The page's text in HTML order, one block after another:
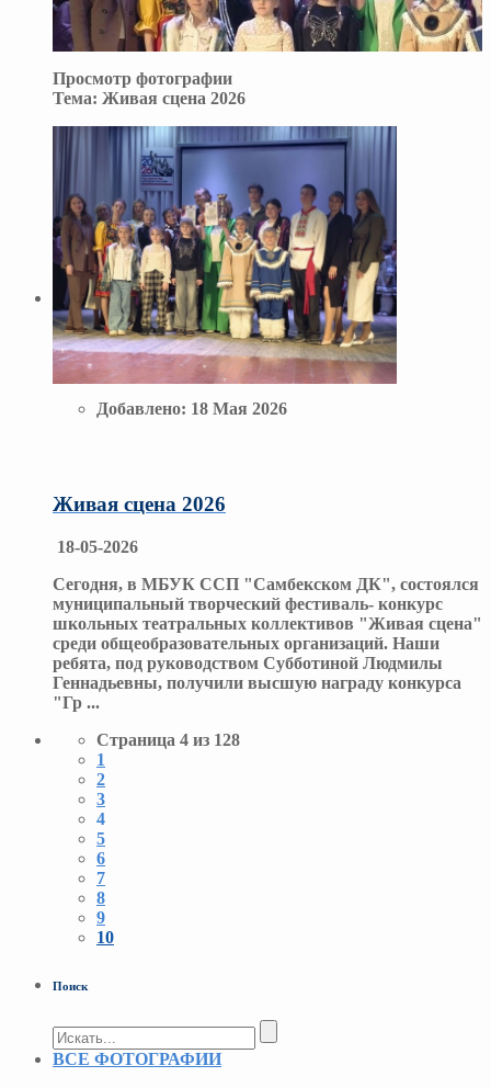
Просмотр фотографии
Тема: Живая сцена 2026
Добавлено: 18 Мая 2026
Живая сцена 2026
18-05-2026
Сегодня, в МБУК ССП "Самбекском ДК", состоялся
муниципальный творческий фестиваль- конкурс
школьных театральных коллективов "Живая сцена"
среди общеобразовательных организаций. Наши
ребята, под руководством Субботиной Людмилы
Геннадьевны, получили высшую награду конкурса
"Гр ...
Страница 4 из 128
1
2
3
4
5
6
7
8
9
10
Поиск
ВСЕ ФОТОГРАФИИ